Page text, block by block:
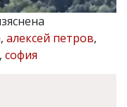
, алексей петров,
, софия